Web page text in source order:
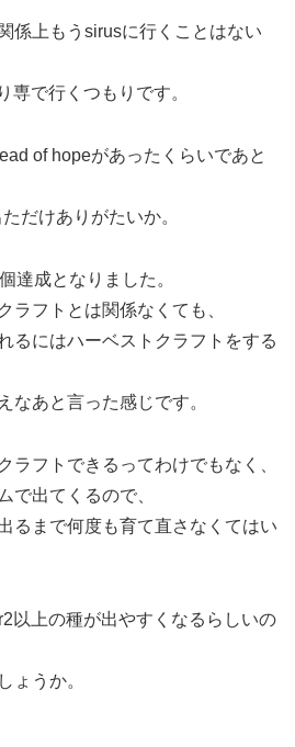
係上もうsirusに行くことはない
専で行くつもりです。
of hopeがあったくらいであと
だけありがたいか。
達成となりました。
ラフトとは関係なくても、
るにはハーベストクラフトをする
なあと言った感じです。
ラフトできるってわけでもなく、
で出てくるので、
るまで何度も育て直さなくてはい
以上の種が出やすくなるらしいの
ょうか。